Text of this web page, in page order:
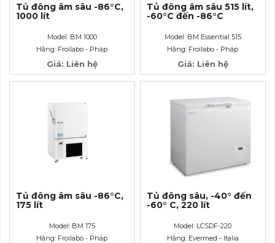
Tủ đông âm sâu -86°C,
1000 lít
Model: BM 1000
Hãng: Froilabo - Pháp
Giá: Liên hệ
Tủ đông âm sâu 515 lít,
-60°C đến -86°C
Model: BM Essential 515
Hãng: Froilabo - Pháp
Giá: Liên hệ
Tủ đông âm sâu -86°C,
175 lít
Model: BM 175
Hãng: Froilabo - Pháp
Tủ đông sâu, -40° đến
-60° C, 220 lít
Model: LCSDF-220
Hãng: Evermed - Italia